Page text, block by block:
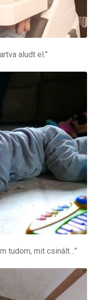
aludt el.”
tudom, mit csinált…”